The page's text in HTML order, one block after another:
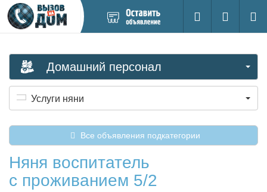
новое
Поиск
Вход на
Домашний персонал
Услуги няни
Все объявления подкатегории
Няня воспитатель
с проживанием 5/2